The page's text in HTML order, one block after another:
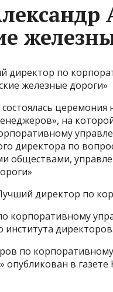
директор по
железные дороги»
на
директора по
обществами,
директор по
корпоративному
института директоров.
по
опубликован в